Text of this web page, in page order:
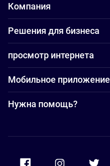
Компания
Решения для бизнеса
просмотр интернета
Мобильное приложение
Нужна помощь?